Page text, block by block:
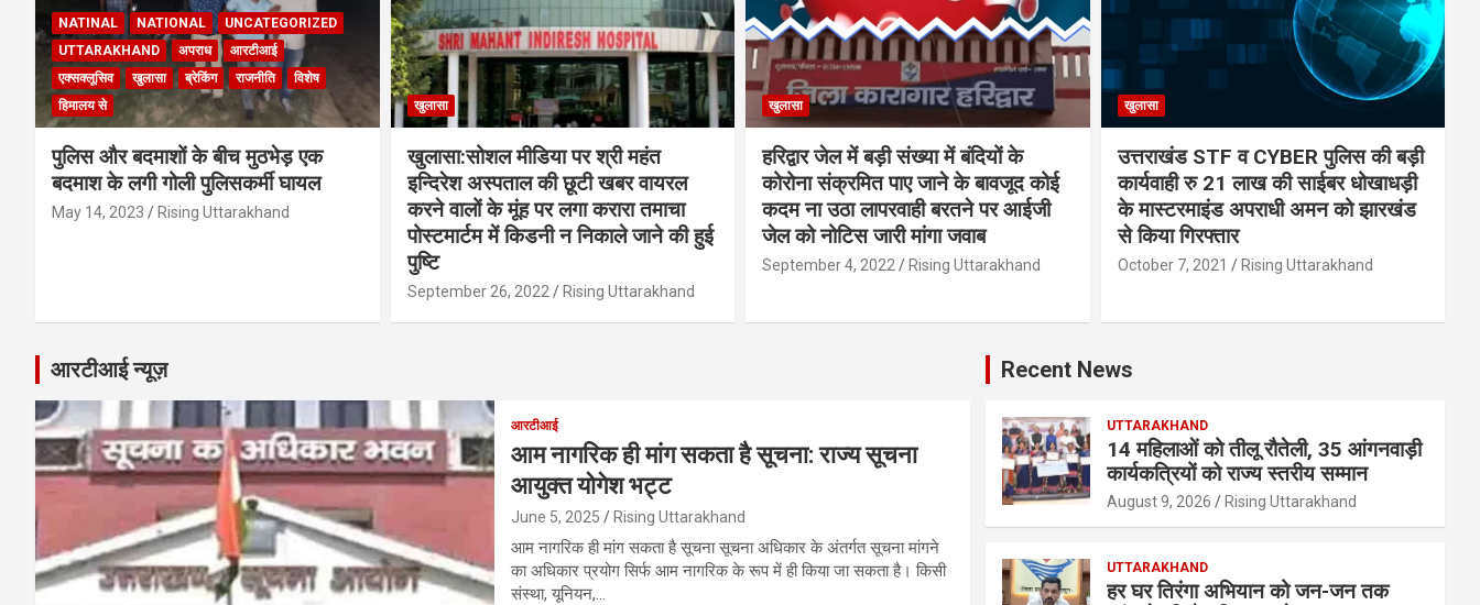
NATINAL NATIONAL
UNCATEGORIZED
UTTARAKHAND
अपराध
आरटीआई
एक्सक्लूसिव
खुलासा ब्रेकिंग राजनीति
विशेष
हिमालय से
पुलिस और बदमाशों के बीच मुठभेड़ एक
बदमाश के लगी गोली पुलिसकर्मी घायल
May 14, 2023 Rising Uttarakhand
खुलासा
खुलासा:सोशल मीडिया पर श्री महंत
इन्दिरेश अस्पताल की छूटी खबर वायरल
करने वालों के मूंह पर लगा करारा तमाचा
पोस्टमार्टम में किडनी न निकाले जाने की हुई
पुष्टि
September 26, 2022 Rising Uttarakhand
खुलासा
हरिद्वार जेल में बड़ी संख्या में बंदियों के
कोरोना संक्रमित पाए जाने के बावजूद कोई
कदम ना उठा लापरवाही बरतने पर आईजी
जेल को नोटिस जारी मांगा जवाब
September 4, 2022 Rising Uttarakhand
खुलासा
उत्तराखंड STF व CYBER पुलिस की बड़ी
कार्यवाही रु 21 लाख की साईबर धोखाधड़ी
के मास्टरमाइंड अपराधी अमन को झारखंड
से किया गिरफ्तार
October 7, 2021 Rising Uttarakhand
आरटीआई न्यूज़
आरटीआई
आम नागरिक ही मांग सकता है सूचना: राज्य सूचना
आयुक्त योगेश भट्ट
June 5, 2025 Rising Uttarakhand
आम नागरिक ही मांग सकता है सूचना सूचना अधिकार के अंतर्गत सूचना मांगने
का अधिकार प्रयोग सिर्फ आम नागरिक के रूप में ही किया जा सकता है। किसी
संस्था, यूनियन,…
Recent News
UTTARAKHAND
14 महिलाओं को तीलू रौतेली, 35 आंगनवाड़ी
कार्यकत्रियों को राज्य स्तरीय सम्मान
August 9, 2026 Rising Uttarakhand
UTTARAKHAND
हर घर तिरंगा अभियान को जन-जन तक